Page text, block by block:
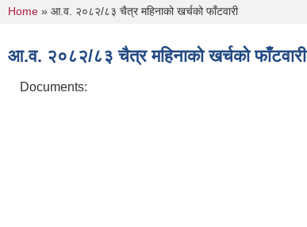
You are here
Home » आ.व. २०८२/८३ चैत्र महिनाको खर्चको फाँटवारी
आ.व. २०८२/८३ चैत्र महिनाको खर्चको फाँटवारी
Documents: